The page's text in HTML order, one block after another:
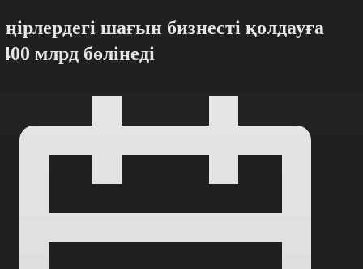
шағын бизнесті қолдауға
млрд бөлінеді